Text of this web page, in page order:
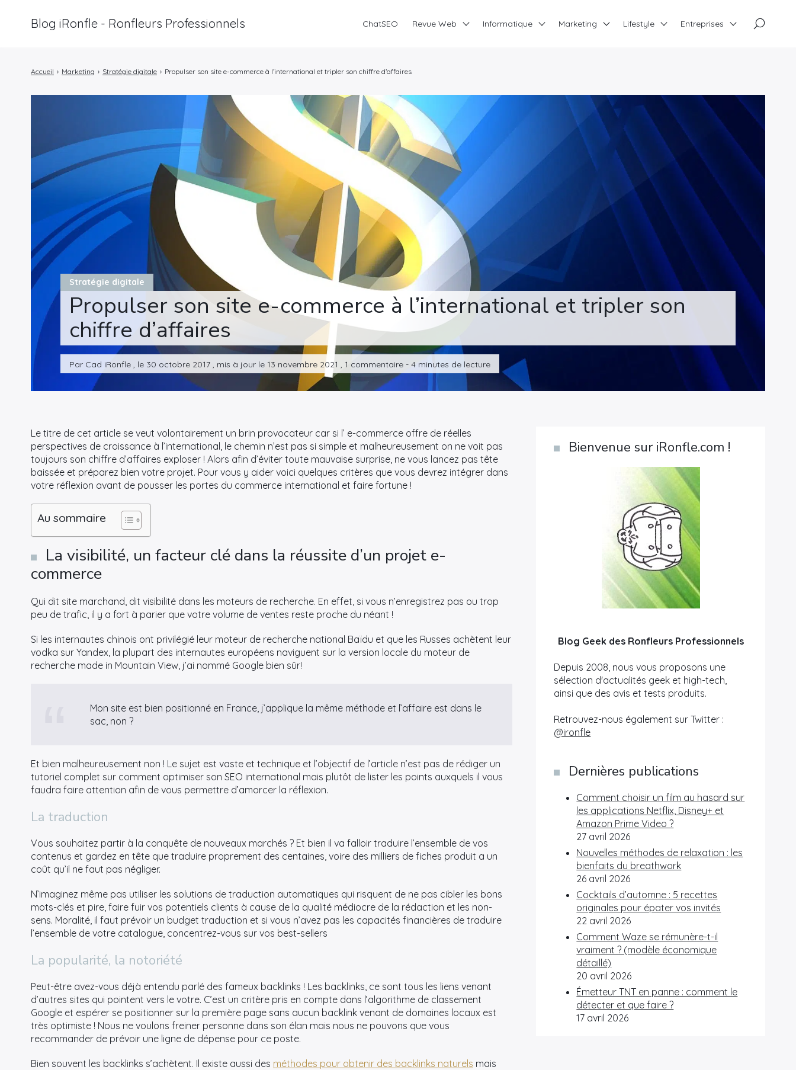
Stratégie digitale
Propulser son site e-commerce à l’international et tripler son
chiffre d’affaires
Par Cad iRonfle , le 30 octobre 2017 , mis à jour le 13 novembre 2021 , 1 commentaire - 4 minutes de lecture
Accueil › Marketing › Stratégie digitale › Propulser son site e-commerce à l’international et tripler son chiffre d’affaires
Le titre de cet article se veut volontairement un brin provocateur car si l’ e-commerce offre de réelles
perspectives de croissance à l’international, le chemin n’est pas si simple et malheureusement on ne voit pas
toujours son chiffre d’affaires exploser ! Alors afin d’éviter toute mauvaise surprise, ne vous lancez pas tête
baissée et préparez bien votre projet. Pour vous y aider voici quelques critères que vous devrez intégrer dans
votre réflexion avant de pousser les portes du commerce international et faire fortune !
Au sommaire
La visibilité, un facteur clé dans la réussite d’un projet e-
commerce
Qui dit site marchand, dit visibilité dans les moteurs de recherche. En effet, si vous n’enregistrez pas ou trop
peu de trafic, il y a fort à parier que votre volume de ventes reste proche du néant !
Si les internautes chinois ont privilégié leur moteur de recherche national Baïdu et que les Russes achètent leur
vodka sur Yandex, la plupart des internautes européens naviguent sur la version locale du moteur de
recherche made in Mountain View, j’ai nommé Google bien sûr!
Mon site est bien positionné en France, j’applique la même méthode et l’affaire est dans le
sac, non ?
Et bien malheureusement non ! Le sujet est vaste et technique et l’objectif de l’article n’est pas de rédiger un
tutoriel complet sur comment optimiser son SEO international mais plutôt de lister les points auxquels il vous
faudra faire attention afin de vous permettre d’amorcer la réflexion.
La traduction
Vous souhaitez partir à la conquête de nouveaux marchés ? Et bien il va falloir traduire l’ensemble de vos
contenus et gardez en tête que traduire proprement des centaines, voire des milliers de fiches produit a un
coût qu’il ne faut pas négliger.
N’imaginez même pas utiliser les solutions de traduction automatiques qui risquent de ne pas cibler les bons
mots-clés et pire, faire fuir vos potentiels clients à cause de la qualité médiocre de la rédaction et les non-
sens. Moralité, il faut prévoir un budget traduction et si vous n’avez pas les capacités financières de traduire
l’ensemble de votre catalogue, concentrez-vous sur vos best-sellers
La popularité, la notoriété
Peut-être avez-vous déjà entendu parlé des fameux backlinks ! Les backlinks, ce sont tous les liens venant
d’autres sites qui pointent vers le votre. C’est un critère pris en compte dans l’algorithme de classement
Google et espérer se positionner sur la première page sans aucun backlink venant de domaines locaux est
très optimiste ! Nous ne voulons freiner personne dans son élan mais nous ne pouvons que vous
recommander de prévoir une ligne de dépense pour ce poste.
Bien souvent les backlinks s’achètent. Il existe aussi des méthodes pour obtenir des backlinks naturels mais
Bienvenue sur iRonfle.com !
Blog Geek des Ronfleurs Professionnels
Depuis 2008, nous vous proposons une
sélection d'actualités geek et high-tech,
ainsi que des avis et tests produits.
Retrouvez-nous également sur Twitter :
@ironfle
Dernières publications
Comment choisir un film au hasard sur
les applications Netflix, Disney+ et
Amazon Prime Video ?
27 avril 2026
Nouvelles méthodes de relaxation : les
bienfaits du breathwork
26 avril 2026
Cocktails d’automne : 5 recettes
originales pour épater vos invités
22 avril 2026
Comment Waze se rémunère-t-il
vraiment ? (modèle économique
détaillé)
20 avril 2026
Émetteur TNT en panne : comment le
détecter et que faire ?
17 avril 2026
Blog iRonfle - Ronfleurs Professionnels ChatSEO Revue Web Informatique Marketing Lifestyle Entreprises